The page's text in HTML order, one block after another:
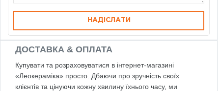
НАДІСЛАТИ
ДОСТАВКА & ОПЛАТА
Купувати та розраховуватися в інтернет-магазині
«Леокераміка» просто. Дбаючи про зручність своїх
клієнтів та цінуючи кожну хвилину їхнього часу, ми